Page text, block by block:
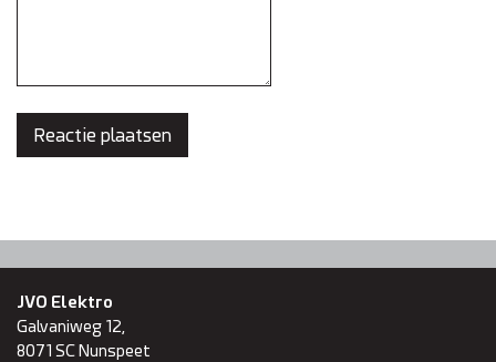
JVO Elektro
Galvaniweg 12,
8071 SCNunspeet